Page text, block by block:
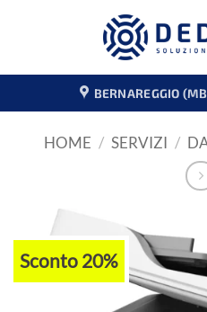
BERNAREGGIO
HOME / SERVIZI /
Sconto 20%